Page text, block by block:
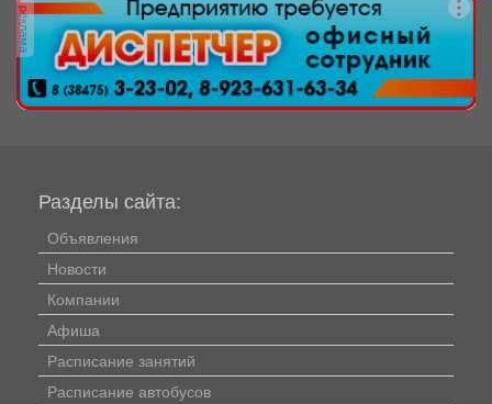
реклама
Разделы сайта:
Объявления
Новости
Компании
Афиша
Расписание занятий
Расписание автобусов